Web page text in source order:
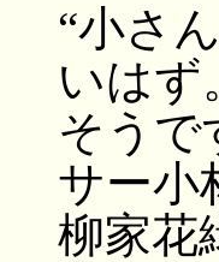
“小さ
いはず
そうで
サー小
柳家花